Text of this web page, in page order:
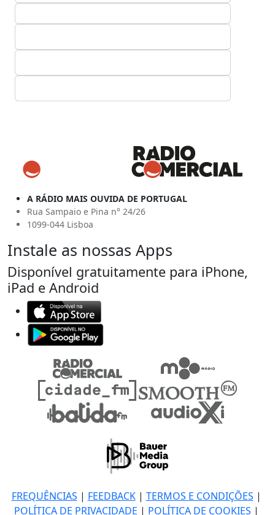
A RÁDIO MAIS OUVIDA DE PORTUGAL
Rua Sampaio e Pina n° 24/26
1099-044 Lisboa
Instale as nossas Apps
Disponível gratuitamente para iPhone,
iPad e Android
FREQUÊNCIAS | FEEDBACK| TERMOS E CONDIÇÕES |
POLÍTICA DE PRIVACIDADE | POLÍTICA DE COOKIES |